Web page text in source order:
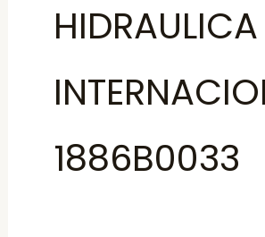
HIDRAULICA
1886B0033